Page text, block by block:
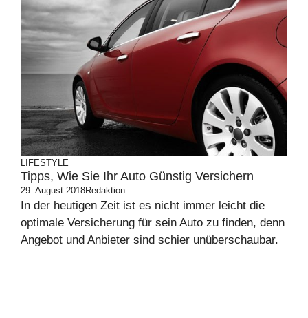
LIFESTYLE
Tipps, Wie Sie Ihr Auto Günstig Versichern
29. August 2018Redaktion
In der heutigen Zeit ist es nicht immer leicht die
optimale Versicherung für sein Auto zu finden, denn
Angebot und Anbieter sind schier unüberschaubar.